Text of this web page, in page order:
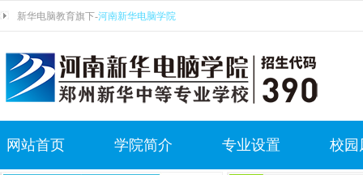
新华电脑教育旗下-河南新华电脑学院
网站首页 学院简介 专业设置 校园